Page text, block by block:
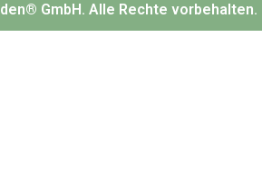
GmbH. Alle Rechte vorbehalten.